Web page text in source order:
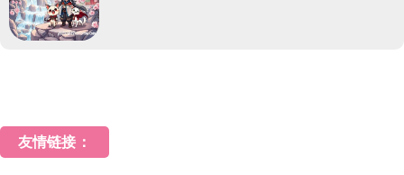
友情链接：